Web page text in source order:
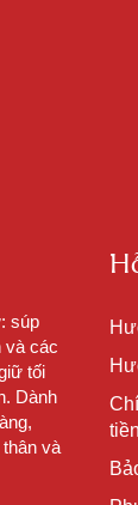
súp
và các
tối
Dành
và
tiền